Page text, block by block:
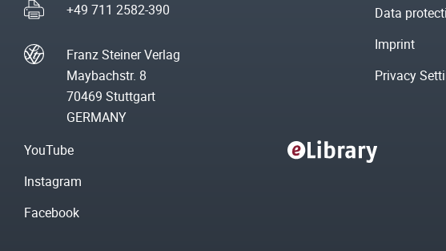
+49 711 2582-390
Franz Steiner Verlag
Maybachstr. 8
70469 Stuttgart
GERMANY
Data
Imprint
Privacy
YouTube
Instagram
Facebook